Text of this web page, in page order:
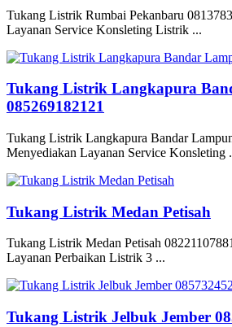
Tukang Listrik Rumbai Pekanbaru
Layanan Service Konsleting Listrik ...
Tukang Listrik Langkapura
085269182121
Tukang Listrik Langkapura Bandar
Menyediakan Layanan Service Konsleting
Tukang Listrik Medan Petisah
Tukang Listrik Medan Petisah
Layanan Perbaikan Listrik 3 ...
Tukang Listrik Jelbuk Jember